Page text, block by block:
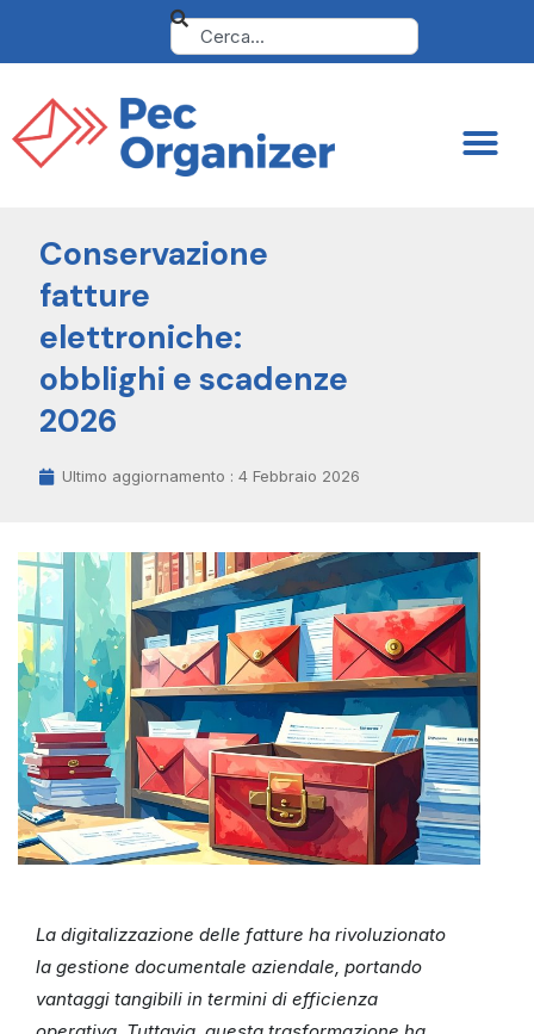
Conservazione
fatture
elettroniche:
obblighi e scadenze
2026
Ultimo aggiornamento : 4 Febbraio 2026
La digitalizzazione delle fatture ha rivoluzionato
la gestione documentale aziendale, portando
vantaggi tangibili in termini di efficienza